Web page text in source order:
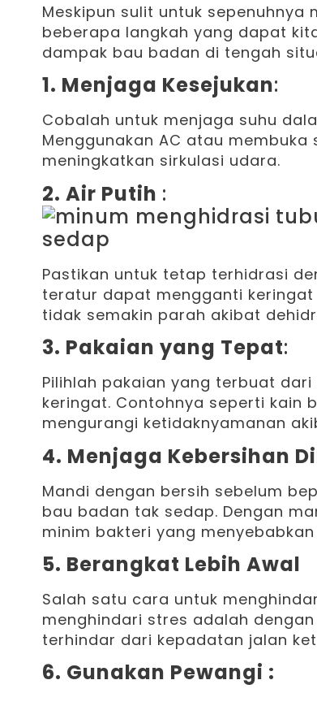
Meskipun sulit untuk
beberapa langkah yang dapat
dampak bau badan di tengah
1. Menjaga Kesejukan:
Cobalah untuk menjaga suhu
Menggunakan AC atau
meningkatkan sirkulasi udara.
2. Air Putih :
Pastikan untuk tetap terhidrasi
teratur dapat mengganti
tidak semakin parah akibat
3. Pakaian yang Tepat:
Pilihlah pakaian yang terbuat
keringat. Contohnya seperti kain
mengurangi ketidaknyamanan
4. Menjaga Kebersihan
Mandi dengan bersih sebelum
bau badan tak sedap. Dengan
minim bakteri yang menyebabkan
5. Berangkat Lebih Awal
Salah satu cara untuk
menghindari stres adalah
terhindar dari kepadatan jalan
6. Gunakan Pewangi :